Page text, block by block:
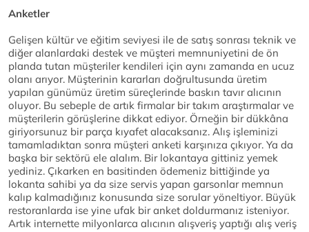
Anketler
Gelişen kültür ve eğitim seviyesi ile de satış sonrası teknik ve
diğer alanlardaki destek ve müşteri memnuniyetini de ön
planda tutan müşteriler kendileri için aynı zamanda en ucuz
olanı arıyor. Müşterinin kararları doğrultusunda üretim
yapılan günümüz üretim süreçlerinde baskın tavır alıcının
oluyor. Bu sebeple de artık firmalar bir takım araştırmalar ve
müşterilerin görüşlerine dikkat ediyor. Örneğin bir dükkâna
giriyorsunuz bir parça kıyafet alacaksanız. Alış işleminizi
tamamladıktan sonra müşteri anketi karşınıza çıkıyor. Ya da
başka bir sektörü ele alalım. Bir lokantaya gittiniz yemek
yediniz. Çıkarken en basitinden ödemeniz bittiğinde ya
lokanta sahibi ya da size servis yapan garsonlar memnun
kalıp kalmadığınız konusunda size sorular yöneltiyor. Büyük
restoranlarda ise yine ufak bir anket doldurmanız isteniyor.
Artık internette milyonlarca alıcının alışveriş yaptığı alış veriş